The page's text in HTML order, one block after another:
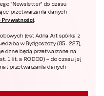
"Newsletter" do czasu
przetwarzania danych
Prywatności.
jest Adria Art spółka z
w Bydgoszczy (85- 227),
dane będą przetwarzane na
1 lit. a RODOD) – do czasu jej
przetwarzania danych